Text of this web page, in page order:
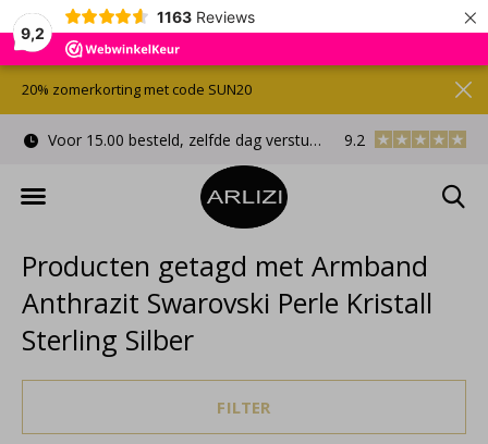
9,2
1163 Reviews ×
Voor 15.00 besteld, zelfde dag verstuurd Gratis
9.2
20% zomerkorting met code SUN20
Producten getagd met Armband
Anthrazit Swarovski Perle Kristall
Sterling Silber
FILTER